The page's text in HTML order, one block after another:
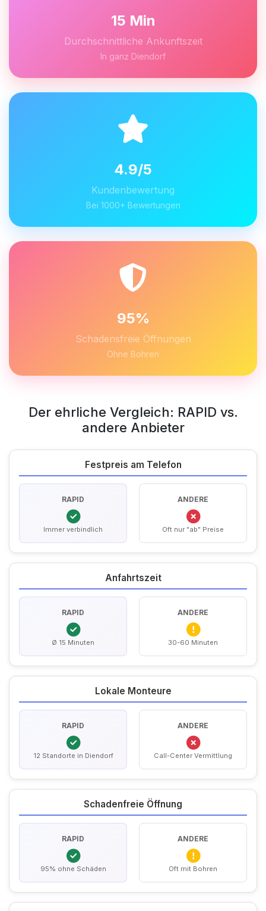
15 Min
Durchschnittliche Ankunftszeit
In ganz Diendorf
4.9/5
Kundenbewertung
Bei 1000+ Bewertungen
95%
Schadensfreie Öffnungen
Ohne Bohren
Der ehrliche Vergleich: RAPID vs.
andere Anbieter
Festpreis am Telefon
RAPID
Immer verbindlich
ANDERE
Oft nur "ab" Preise
Anfahrtszeit
RAPID
Ø 15 Minuten
ANDERE
30-60 Minuten
Lokale Monteure
RAPID
12 Standorte in Diendorf
ANDERE
Call-Center Vermittlung
Schadenfreie Öffnung
RAPID
95% ohne Schäden
ANDERE
Oft mit Bohren